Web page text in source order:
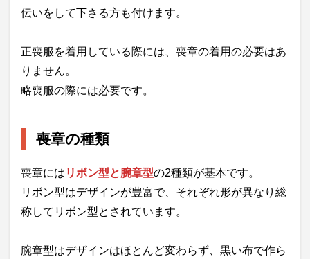
伝いをして下さる方も付けます。
正喪服を着用している際には、喪章の着用の必要はあ
りません。
略喪服の際には必要です。
喪章の種類
喪章には リボン型と腕章型の2種類が基本です。
リボン型はデザインが豊富で、それぞれ形が異なり総
称してリボン型とされています。
腕章型はデザインはほとんど変わらず、黒い布で作ら